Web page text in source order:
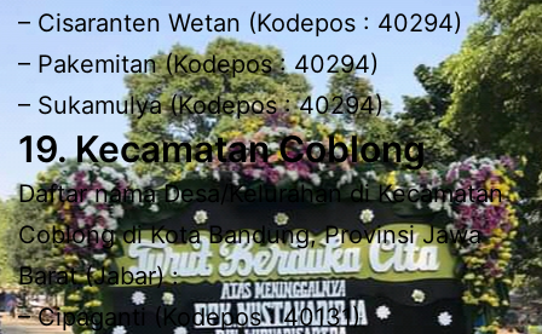
– Cisaranten Wetan (Kodepos : 40294)
– Pakemitan (Kodepos : 40294)
– Sukamulya (Kodepos : 40294)
19. Kecamatan Coblong
Daftar nama Desa/Kelurahan di Kecamatan
Coblong di Kota Bandung, Provinsi Jawa
Barat (Jabar) :
– Cipaganti (Kodepos : 40131)